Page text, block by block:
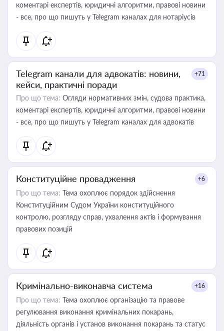
коментарі експертів, юридичні алгоритми, правові новини
- все, про що пишуть у Telegram каналах для нотаріусів
Telegram канали для адвокатів: новини,
кейси, практичні поради
+71
Про що тема: Огляди нормативних змін, судова практика,
коментарі експертів, юридичні алгоритми, правові новини
- все, про що пишуть у Telegram каналах для адвокатів
Конституційне провадження +6
Про що тема: Тема охоплює порядок здійснення
Конституційним Судом України конституційного
контролю, розгляду справ, ухвалення актів і формування
правових позицій
Кримінально-виконавча система +16
Про що тема: Тема охоплює організацію та правове
регулювання виконання кримінальних покарань,
діяльність органів і установ виконання покарань та статус